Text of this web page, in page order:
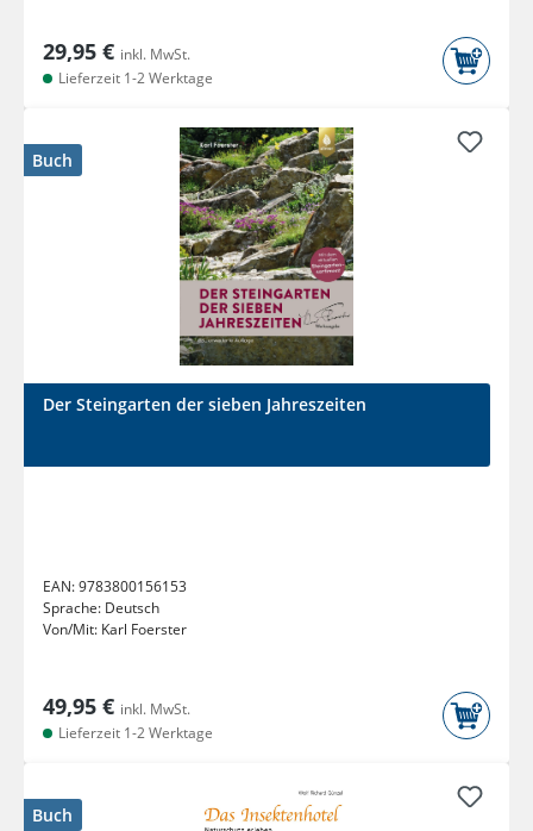
29,95 € inkl. MwSt.
Lieferzeit 1-2 Werktage
Buch
Der Steingarten der sieben Jahreszeiten
EAN:9783800156153
Sprache: Deutsch
Von/Mit: Karl Foerster
49,95 € inkl. MwSt.
Lieferzeit 1-2 Werktage
Buch